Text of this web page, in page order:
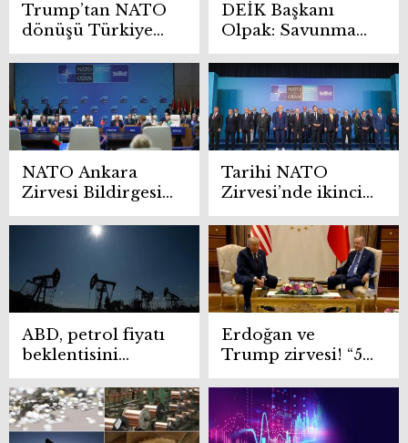
Trump’tan NATO
dönüşü Türkiye
övgüsü
DEİK Başkanı
Olpak: Savunma
sanayiinde yeni
zemini güçleniyor
NATO Ankara
Zirvesi Bildirgesi
yayımlandı
Tarihi NATO
Zirvesi’nde ikinci
gün
ABD, petrol fiyatı
beklentisini
düşürdü
Erdoğan ve
Trump zirvesi! “5
tane F-35 uçağının
sözünü aldık”